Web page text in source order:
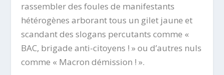
rassembler des foules de manifestants
hétérogènes arborant tous un gilet jaune et
scandant des slogans percutants comme «
BAC, brigade anti-citoyens ! » ou d’autres nuls
comme « Macron démission ! ».